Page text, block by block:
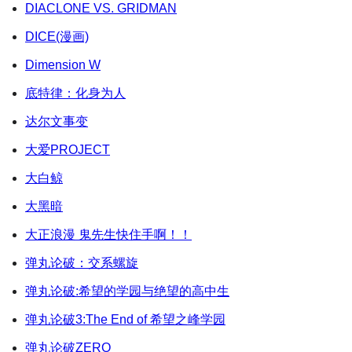
DIACLONE VS. GRIDMAN
DICE(漫画)
Dimension W
底特律：化身为人
达尔文事变
大爱PROJECT
大白鲸
大黑暗
大正浪漫 鬼先生快住手啊！！
弹丸论破：交系螺旋
弹丸论破:希望的学园与绝望的高中生
弹丸论破3:The End of 希望之峰学园
弹丸论破ZERO